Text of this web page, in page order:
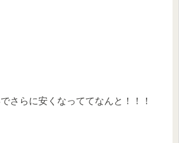
さらに安くなっててなんと！！！